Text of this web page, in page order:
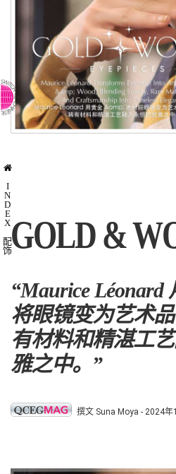
⇨ 英文页面
I
N
D
E
X
配
饰GOLD &
“Maurice
将眼镜变为艺术
有材料和精湛工
雅之中。”
撰文 Suna Moya - 2024年